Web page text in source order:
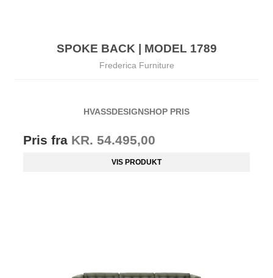
SPOKE BACK | MODEL 1789
Frederica Furniture
HVASSDESIGNSHOP PRIS
Pris fra KR. 54.495,00
VIS PRODUKT